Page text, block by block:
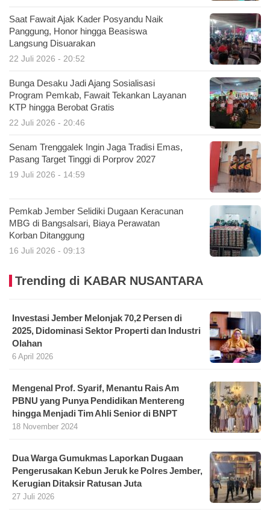
Saat Fawait Ajak Kader Posyandu Naik
Panggung, Honor hingga Beasiswa
Langsung Disuarakan
22 Juli 2026 - 20:52
Bunga Desaku Jadi Ajang Sosialisasi
Program Pemkab, Fawait Tekankan Layanan
KTP hingga Berobat Gratis
22 Juli 2026 - 20:46
Senam Trenggalek Ingin Jaga Tradisi Emas,
Pasang Target Tinggi di Porprov 2027
19 Juli 2026 - 14:59
Pemkab Jember Selidiki Dugaan Keracunan
MBG di Bangsalsari, Biaya Perawatan
Korban Ditanggung
16 Juli 2026 - 09:13
Trending di KABAR NUSANTARA
Investasi Jember Melonjak 70,2 Persen di
2025, Didominasi Sektor Properti dan Industri
Olahan
6 April 2026
Mengenal Prof. Syarif, Menantu Rais Am
PBNU yang Punya Pendidikan Mentereng
hingga Menjadi Tim Ahli Senior di BNPT
18 November 2024
Dua Warga Gumukmas Laporkan Dugaan
Pengerusakan Kebun Jeruk ke Polres Jember,
Kerugian Ditaksir Ratusan Juta
27 Juli 2026